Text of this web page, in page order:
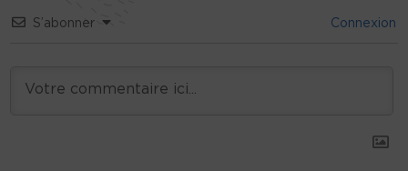
S’abonner Connexion